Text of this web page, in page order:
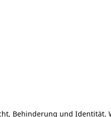
Behinderung und Identität.